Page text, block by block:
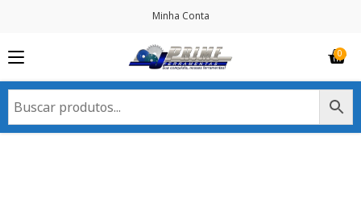
Minha Conta